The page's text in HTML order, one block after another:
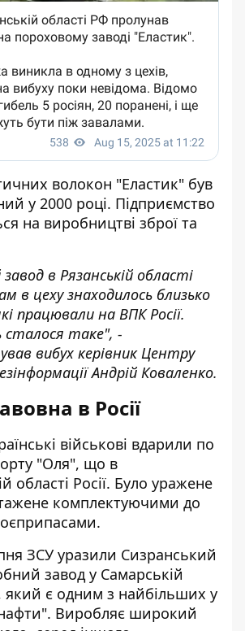
волокон "Еластик" був
у 2000 році. Підприємство
на виробництві зброї та
в Рязанській області
в цеху знаходилось близько
працювали на ВПК Росії.
сталося таке", -
вибух керівник Центру
Андрій Коваленко.
в Росії
військові вдарили по
"Оля", що в
області Росії. Було уражене
комплектуючими до
ЗСУ уразили Сизранський
завод у Самарській
який є одним з найбільших у
Виробляє широкий